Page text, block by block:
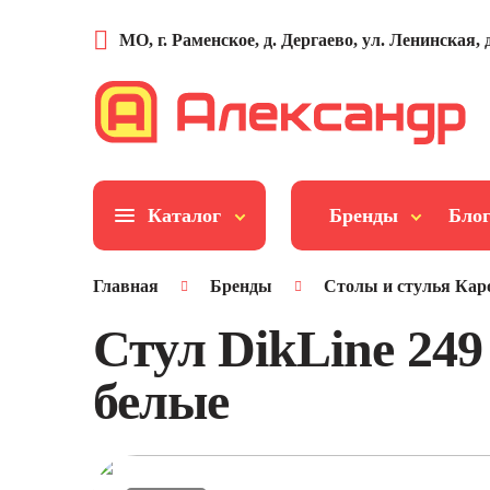
МО, г. Раменское, д. Дергаево, ул. Ленинская,
Каталог Бренды Блог
Главная Бренды Столы и стулья
Стул DikLine
белые